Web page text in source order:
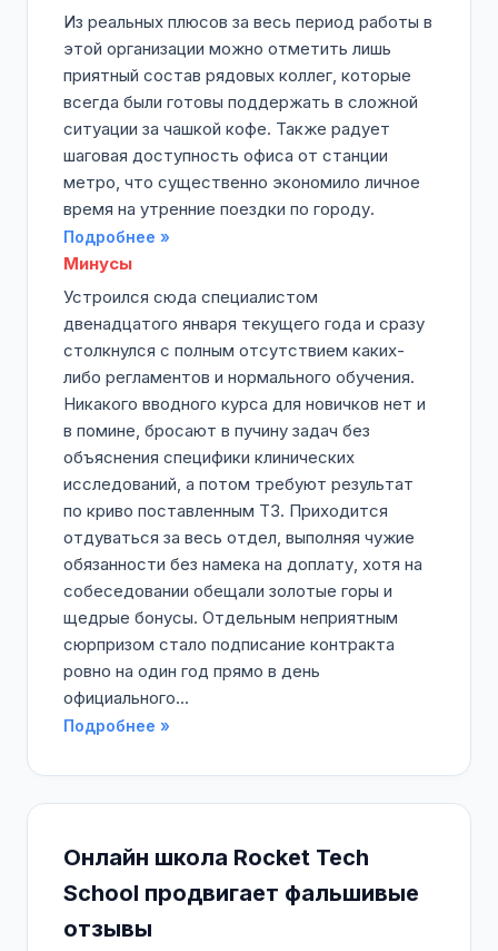
Из реальных плюсов за весь период работы в
этой организации можно отметить лишь
приятный состав рядовых коллег, которые
всегда были готовы поддержать в сложной
ситуации за чашкой кофе. Также радует
шаговая доступность офиса от станции
метро, что существенно экономило личное
время на утренние поездки по городу.
Подробнее »
Минусы
Устроился сюда специалистом
двенадцатого января текущего года и сразу
столкнулся с полным отсутствием каких-
либо регламентов и нормального обучения.
Никакого вводного курса для новичков нет и
в помине, бросают в пучину задач без
объяснения специфики клинических
исследований, а потом требуют результат
по криво поставленным ТЗ. Приходится
отдуваться за весь отдел, выполняя чужие
обязанности без намека на доплату, хотя на
собеседовании обещали золотые горы и
щедрые бонусы. Отдельным неприятным
сюрпризом стало подписание контракта
ровно на один год прямо в день
официального...
Подробнее »
Онлайн школа Rocket Tech
School продвигает фальшивые
отзывы